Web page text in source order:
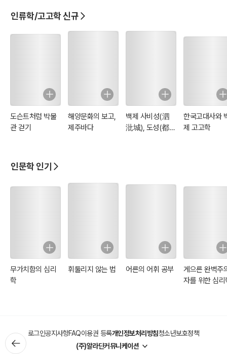
인류학/고고학 신규
도슨트처럼 박물
관 걷기
해양문화의 보고,
제주바다
백제 사비성(泗
沘城), 도성(都
한국고대사와
제 고고학
인문학 인기
무가치함의 심리
학
휘둘리지 않는 법 어른의 어휘 공부
게으른 완벽주
자를 위한 심리
로그인공지사항FAQ이용권 등록개인정보처리방침청소년보호정책
(주)알라딘커뮤니케이션